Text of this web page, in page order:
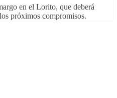
en el Lorito, que deberá
próximos compromisos.